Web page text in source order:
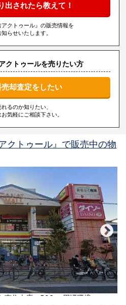
出されたら教えて！
アクトゥール』の販売情報を
らせいたします。
クトゥールを売りたい方
却査定をしたい
るのか知りたい、
気軽にご相談下さい。
クトゥール』で販売中の物
南住吉店：506㎡ 周辺環境